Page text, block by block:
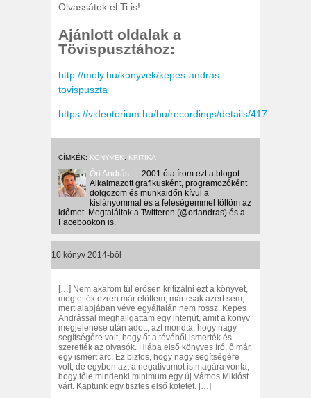
Olvassátok el Ti is!
Ajánlott oldalak a
Tövispusztához:
http://moly.hu/konyvek/kepes-andras-
tovispuszta
https://videotorium.hu/hu/recordings/details/
CÍMKÉK: KÖNYVEK KRITIKA
Őri András — 2001 óta írom ezt a blogot.
Alkalmazott grafikusként, programozóként
dolgozom és munkaidőn kívül a
kislányommal és a feleségemmel töltöm az
időmet. Megtaláltok a Twitteren (@oriandras) és a
Facebookon is.
10 könyv 2014-ből
[…] Nem akarom túl erősen kritizálni ezt a könyvet,
megtették ezren már előttem, már csak azért sem,
mert alapjában véve egyáltalán nem rossz. Kepes
Andrással meghallgattam egy interjút, amit a könyv
megjelenése után adott, azt mondta, hogy nagy
segítségére volt, hogy őt a tévéből ismerték és
szerették az olvasók. Hiába első könyves író, ő már
egy ismert arc. Ez biztos, hogy nagy segítségére
volt, de egyben azt a negatívumot is magára vonta,
hogy tőle mindenki minimum egy új Vámos Miklóst
várt. Kaptunk egy tisztes első kötetet. […]